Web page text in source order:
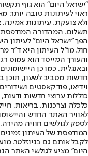
"ישראל היום" הוא גוף
ראוי לעיתונות טובה יותר,
ולא צועקת. עיתונות אמינה,
הפך "ישראל היום" לעיתון
חול. מו"ל העיתון היא ד"ר
והעורך המייסד הוא עמוס
חדשות מסביב לשעון, תוכן
וידיאו, פודקאסטים
כוללות ערוצי חדשות ודעות,
לאוויר האתר החדש
לספק לגולשים חוויה
המודפסת של העיתון
לקבל אותם גם בניוזלטר.
היום" מציע לגולשי האתר